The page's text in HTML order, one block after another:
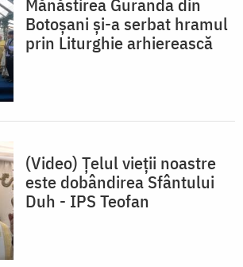
Botoșani și-a serbat hramul
prin Liturghie arhierească
(Video) Țelul vieții noastre
este dobândirea Sfântului
Duh - IPS Teofan